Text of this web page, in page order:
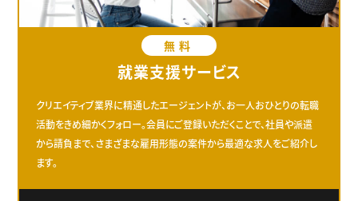
無料
就業支援サービス
クリエイティブ業界に精通したエージェントが、お一人おひとりの転職
活動をきめ細かくフォロー。会員にご登録いただくことで、社員や派遣
から請負まで、さまざまな雇用形態の案件から最適な求人をご紹介し
ます。